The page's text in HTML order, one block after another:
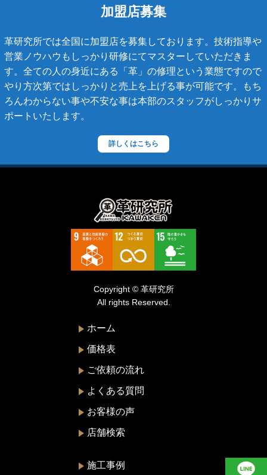
スコッチグレイン
ステラーズ
セリーヌ
ダニエル・ボブ
ディーゼル
トゥモローランド
ドルチェ&ガッバーナ
バレンシアガ
ハンティングワールド
ビーアンドビーイタリア
ピエール・カルダン
加盟店募集
革研究所では全国に加盟店を募集しております。技術指導や
営業ノウハウもしっかり研修にてマスターしていただきま
す。全ての人の身近にある「革」の修理という業態ですので
やり方次第ではしっかりと売上を上げる事が可能です。もち
ろんわからない事や不安な事は本部のスタッフがしっかりサ
ポートいたします。
詳しくはこちら
Copyright © 革研究所
All rights Reserved.
ホーム
価格表
ご依頼の流れ
よくある質問
お客様の声
店舗検索
施工事例